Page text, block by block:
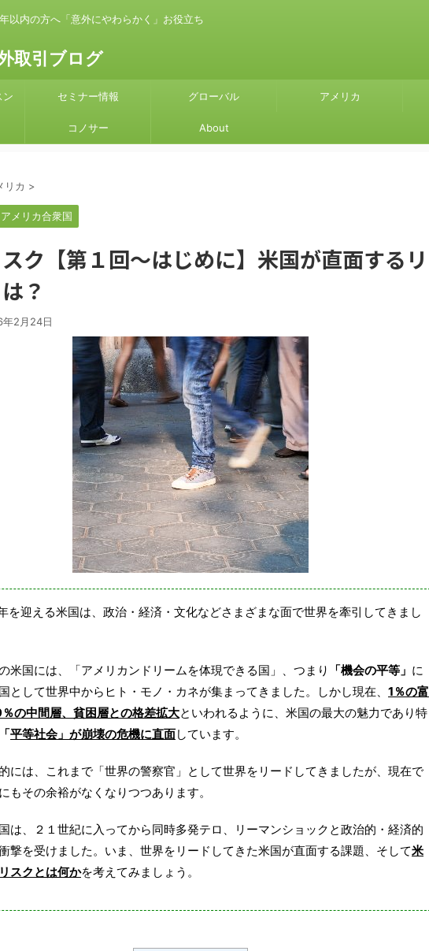
以内の方へ「意外にやわらかく」お役立ち
取引ブログ
ン セミナー情報 グローバル アメリカ
コノサー About
リカ >
アメリカ合衆国
ク【第１回～はじめに】米国が直面するリ
？
年2月24日
を迎える米国は、政治・経済・文化などさまざまな面で世界を牽引してきまし
米国には、「アメリカンドリームを体現できる国」、つまり 「機会の平等」 に
として世界中からヒト・モノ・カネが集まってきました。しかし現在、 1％の富
の中間層、貧困層との格差拡大といわれるように、米国の最大の魅力であり特
「平等社会」が崩壊の危機に直面しています。
には、これまで「世界の警察官」として世界をリードしてきましたが、現在で
もその余裕がなくなりつつあります。
は、２１世紀に入ってから同時多発テロ、リーマンショックと政治的・経済的
撃を受けました。いま、世界をリードしてきた米国が直面する課題、そして米
スクとは何かを考えてみましょう。